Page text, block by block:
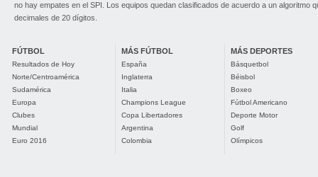
no hay empates en el SPI. Los equipos quedan clasificados de acuerdo a un algoritmo
decimales de 20 dígitos.
FÚTBOL
Resultados de Hoy
Norte/Centroamérica
Sudamérica
Europa
Clubes
Mundial
Euro 2016
MÁS FÚTBOL
España
Inglaterra
Italia
Champions League
Copa Libertadores
Argentina
Colombia
MÁS DEPORTES
Básquetbol
Béisbol
Boxeo
Fútbol Americano
Deporte Motor
Golf
Olímpicos